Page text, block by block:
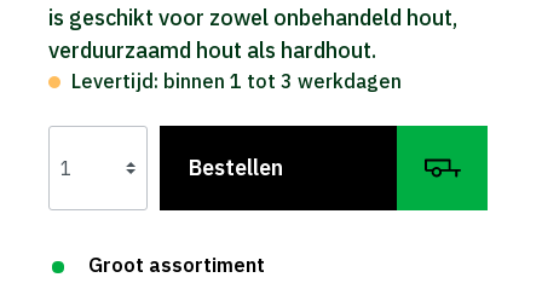
is geschikt voor zowel onbehandeld hout,
verduurzaamd hout als hardhout.
Levertijd: binnen 1 tot 3 werkdagen
Bestellen
Groot assortiment